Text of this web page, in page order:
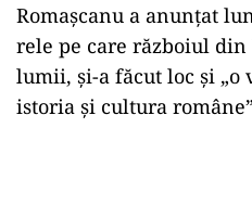
Romașcanu a anunțat
rele pe care războiul
lumii, și-a făcut loc și „o
istoria și cultura